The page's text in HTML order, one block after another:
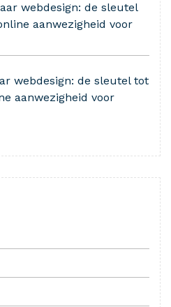
webdesign: de sleutel
aanwezigheid voor
webdesign: de sleutel tot
aanwezigheid voor